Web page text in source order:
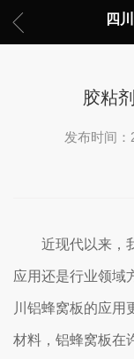
四
胶粘
发布时间：
近现代以来，
应用还是行业领域
川铝蜂窝板的应用
材料，铝蜂窝板在